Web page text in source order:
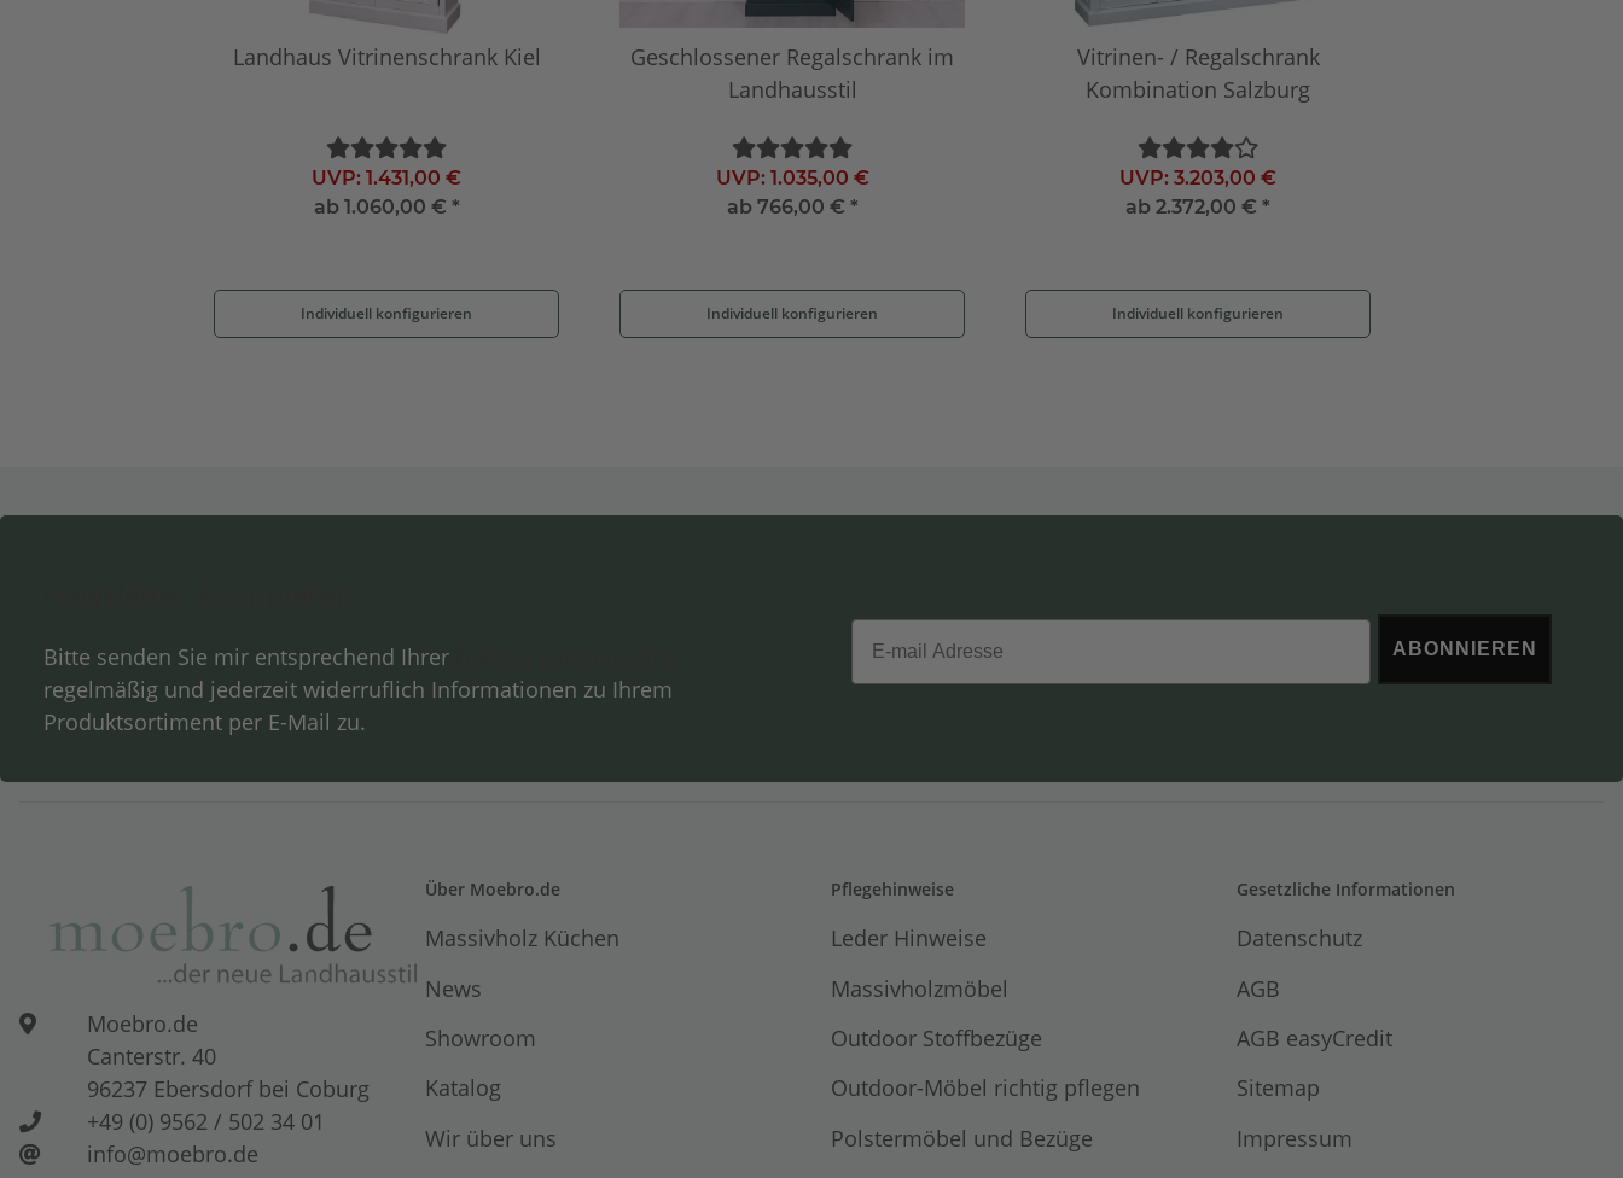
Landhaus Vitrinenschrank Kiel
UVP: 1.431,00 €
ab 1.060,00 € *
Individuell konfigurieren
Geschlossener Regalschrank im
Landhausstil
UVP: 1.035,00 €
ab 766,00 € *
Individuell konfigurieren
Vitrinen- / Regalschrank
Kombination Salzburg
UVP: 3.203,00 €
ab 2.372,00 € *
Individuell konfigurieren
Bitte senden Sie mir entsprechend Ihrer
regelmäßig und jederzeit widerruflich Informationen zu Ihrem
Produktsortiment per E-Mail zu.
Email
ABONNIEREN
Moebro.de
Canterstr. 40
96237 Ebersdorf bei Coburg
+49 (0) 9562 / 502 34 01
info@moebro.de
Über Moebro.de
Massivholz Küchen
News
Showroom
Katalog
Wir über uns
Pflegehinweise
Leder Hinweise
Massivholzmöbel
Outdoor Stoffbezüge
Outdoor-Möbel richtig pflegen
Polstermöbel und Bezüge
Gesetzliche Informationen
Datenschutz
AGB
AGB easyCredit
Sitemap
Impressum